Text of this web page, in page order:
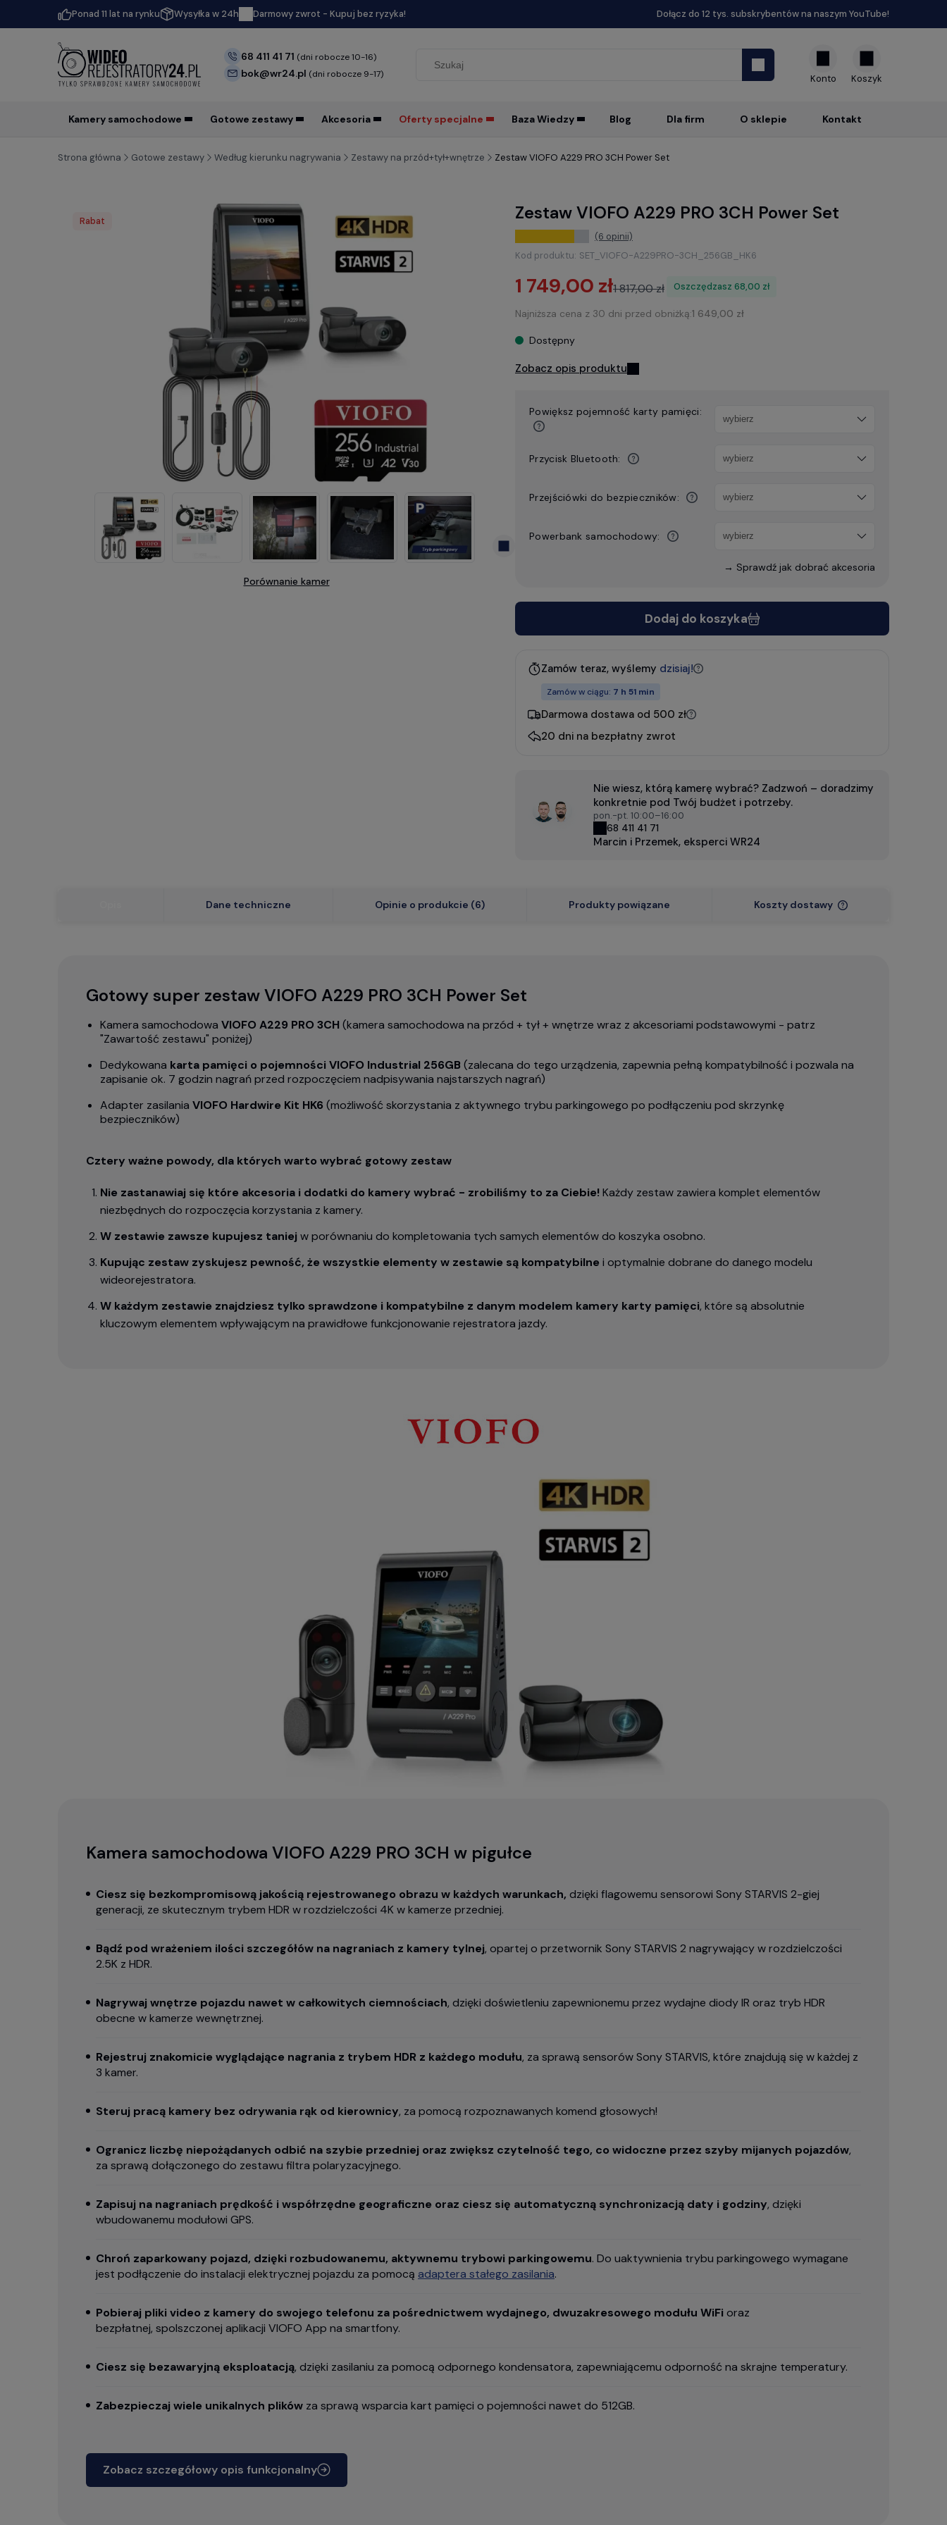
Ponad 11 lat na rynku Wysyłka w 24h Darmowy zwrot - Kupuj bez ryzyka! Dołącz do 12 tys. subskrybentów na naszym YouTube!
68 411 41 71 (dni robocze 10-16)
bok@wr24.pl (dni robocze 9-17) Konto
Kamery samochodowe Gotowe zestawy Akcesoria Oferty specjalne Baza Wiedzy Blog Dla firm O sklepie Kontakt
Strona główna Gotowe zestawy Według kierunku nagrywania Zestawy na przód+tył+wnętrze Zestaw VIOFO A229 PRO 3CH Power Set
Rabat
Porównanie kamer
Zestaw VIOFO A229 PRO 3CH Power Set
(6 opinii)
Kod produktu: SET_VIOFO-A229PRO-3CH_256GB_HK6
1 749,00 zł1 817,00 zł Oszczędzasz 68,00 zł
Najniższa cena z 30 dni przed obniżką:1 649,00 zł
Dostępny
Zobacz opis produktu
Powiększ pojemność karty pamięci:
Przycisk Bluetooth:
Przejściówki do bezpieczników:
Powerbank samochodowy:
→ Sprawdź jak dobrać akcesoria
Dodaj do koszyka
Zamów teraz, wyślemy dzisiaj!
Zamów w ciągu: 7 h 51 min
Darmowa dostawa od 500 zł
20 dni na bezpłatny zwrot
Nie wiesz, którą kamerę wybrać? Zadzwoń – doradzimy
konkretnie pod Twój budżet i potrzeby.
pon.-pt. 10:00–16:00
68 411 41 71
Marcin i Przemek, eksperci WR24
Dane techniczne Opinie o produkcie (6) Produkty powiązane Koszty dostawy
Gotowy super zestaw VIOFO A229 PRO 3CH Power Set
Kamera samochodowa VIOFO A229 PRO 3CH (kamera samochodowa na przód + tył + wnętrze wraz z akcesoriami podstawowymi - patrz
"Zawartość zestawu" poniżej)
Dedykowana karta pamięci o pojemności VIOFO Industrial 256GB (zalecana do tego urządzenia, zapewnia pełną kompatybilność i pozwala na
zapisanie ok. 7 godzin nagrań przed rozpoczęciem nadpisywania najstarszych nagrań)
Adapter zasilania VIOFO Hardwire Kit HK6 (możliwość skorzystania z aktywnego trybu parkingowego po podłączeniu pod skrzynkę
bezpieczników)
Cztery ważne powody, dla których warto wybrać gotowy zestaw
Nie zastanawiaj się które akcesoria i dodatki do kamery wybrać - zrobiliśmy to za Ciebie! Każdy zestaw zawiera komplet elementów
niezbędnych do rozpoczęcia korzystania z kamery.
W zestawie zawsze kupujesz taniej w porównaniu do kompletowania tych samych elementów do koszyka osobno.
Kupując zestaw zyskujesz pewność, że wszystkie elementy w zestawie są kompatybilne i optymalnie dobrane do danego modelu
wideorejestratora.
W każdym zestawie znajdziesz tylko sprawdzone i kompatybilne z danym modelem kamery karty pamięci, które są absolutnie
kluczowym elementem wpływającym na prawidłowe funkcjonowanie rejestratora jazdy.
Kamera samochodowa VIOFO A229 PRO 3CH w pigułce
Ciesz się bezkompromisową jakością rejestrowanego obrazu w każdych warunkach, dzięki flagowemu sensorowi Sony STARVIS 2-giej
generacji, ze skutecznym trybem HDR w rozdzielczości 4K w kamerze przedniej.
Bądź pod wrażeniem ilości szczegółów na nagraniach z kamery tylnej, opartej o przetwornik Sony STARVIS 2 nagrywający w rozdzielczości
2.5K z HDR.
Nagrywaj wnętrze pojazdu nawet w całkowitych ciemnościach, dzięki doświetleniu zapewnionemu przez wydajne diody IR oraz tryb HDR
obecne w kamerze wewnętrznej.
Rejestruj znakomicie wyglądające nagrania z trybem HDR z każdego modułu, za sprawą sensorów Sony STARVIS, które znajdują się w każdej z
3 kamer.
Steruj pracą kamery bez odrywania rąk od kierownicy, za pomocą rozpoznawanych komend głosowych!
Ogranicz liczbę niepożądanych odbić na szybie przedniej oraz zwiększ czytelność tego, co widoczne przez szyby mijanych pojazdów,
za sprawą dołączonego do zestawu filtra polaryzacyjnego.
Zapisuj na nagraniach prędkość i współrzędne geograficzne oraz ciesz się automatyczną synchronizacją daty i godziny, dzięki
wbudowanemu modułowi GPS.
Chroń zaparkowany pojazd, dzięki rozbudowanemu, aktywnemu trybowi parkingowemu. Do uaktywnienia trybu parkingowego wymagane
jest podłączenie do instalacji elektrycznej pojazdu za pomocą adaptera stałego zasilania.
Pobieraj pliki video z kamery do swojego telefonu za pośrednictwem wydajnego, dwuzakresowego modułu WiFi oraz
bezpłatnej, spolszczonej aplikacji VIOFO App na smartfony.
Ciesz się bezawaryjną eksploatacją, dzięki zasilaniu za pomocą odpornego kondensatora, zapewniającemu odporność na skrajne temperatury.
Zabezpieczaj wiele unikalnych plików za sprawą wsparcia kart pamięci o pojemności nawet do 512GB.
Zobacz szczegółowy opis funkcjonalny